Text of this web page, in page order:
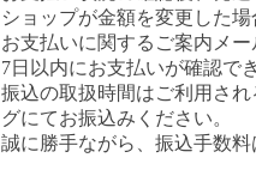
ショップが金額を変更した
お支払いに関するご案内メ
7日以内にお支払いが確認で
振込の取扱時間はご利用さ
グにてお振込みください。
誠に勝手ながら、振込手数料